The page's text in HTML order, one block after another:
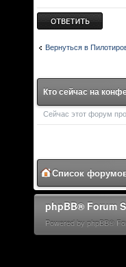
Ответить
Вернуться в
Кто сейчас на
Сейчас этот форум
Список
phpBB® Forum
Powered by phpBB®